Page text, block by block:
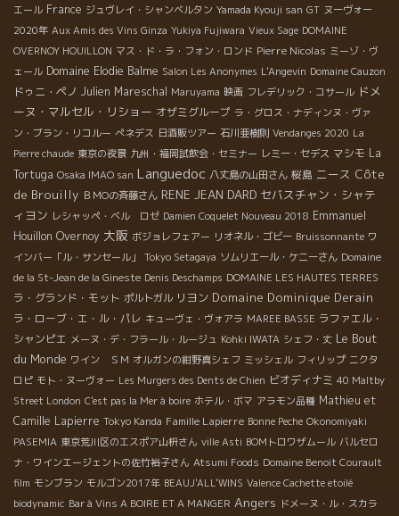
エール France ジュヴレイ・シャンベルタン Yamada Kyouji san GT ヌーヴォー
2020年 Aux Amis des Vins Ginza Yukiya Fujiwara Vieux Sage DOMAINE
OVERNOY HOUILLON マス・ド・ラ・フォン・ロンド Pierre Nicolas ミーゾ・ヴ
ェール Domaine Elodie Balme Salon Les Anonymes L'Angevin Domaine Cauzon
ドゥニ・ペノ Julien Mareschal Maruyama 映画 フレデリック・コサール ドメ
ーヌ・マルセル・リショー オザミグループ ラ・グロス・ナディンヌ・ヴァ
ン・ブラン・リコルー ぺネデス 日酒販ツアー 石川亜樹則 Vendanges 2020 La
Pierre chaude 東京の夜景 九州・福岡試飲会・セミナー レミー・セデス マシモ La
Tortuga Osaka IMAO san Languedoc 八丈島の山田さん 桜島 ニース Côte
de Brouilly ＢＭОの斉藤さん RENE JEAN DARD セバスチャン・シャテ
ィヨン レシャッペ・ベル ロゼ Damien Coquelet Nouveau 2018 Emmanuel
Houillon Overnoy 大阪 ボジョレフェアー リオネル・ゴビー Bruissonnante ワ
インバー「ル・サンセール」
Tokyo Setagaya ソムリエール・ケニーさん Domaine
de la St-Jean de la Gineste Denis Deschamps DOMAINE LES HAUTES TERRES
ラ・グランド・モット ポルトガル リヨン Domaine Dominique Derain
ラ・ローブ・エ・ル・パレ キューヴェ・ヴォアラ MAREE BASSE ラファエル・
シャンピエ メーヌ・デ・フラール・ルージュ Kohki IWATA シェフ・丈 Le Bout
du Monde ワイン ＳＭ オルガンの紺野真シェフ ミッシェル フィリップ ニクタ
ロピ モト・ヌーヴォー Les Murgers des Dents de Chien ビオディナミ 40 Maltby
Street London C'est pas la Mer à boire ホテル・ボマ アラモン品種 Mathieu et
Camille Lapierre Tokyo Kanda Famille Lapierre Bonne Peche Okonomiyaki
PASEMIA 東京荒川区のエスポア山枡さん ville Asti BOMトロワザムール バルセロ
ナ・ワインエージェントの佐竹裕子さん Atsumi Foods Domaine Benoit Courault
film モンブラン モルゴン2017年 BEAUJ'ALL'WINS Valence Cachette etoilé
biodynamic Bar à Vins A BOIRE ET A MANGER Angers ドメーヌ・ル・スカラ